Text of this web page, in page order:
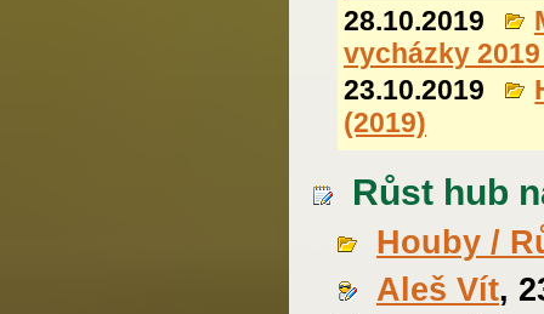
28.10.2019
vycházky
23.10.2019
(2019)
Růst hub
Houby /
Aleš Vít,